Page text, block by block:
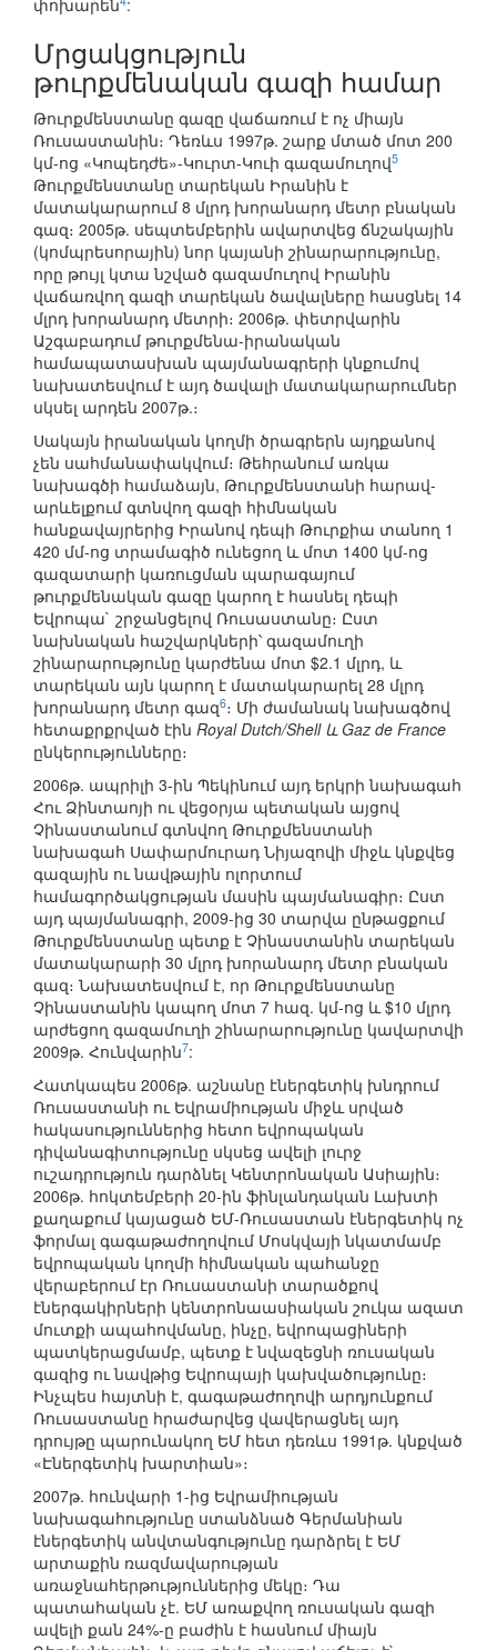
փոխարեն :
Մրցակցություն
թուրքմենական գազի համար
Թուրքմենստանը գազը վաճառում է ոչ միայն
Ռուսաստանին։ Դեռևս 1997թ. շարք մտած մոտ 200
կմ-ոց «Կոպեդժե»-Կուրտ-Կուի գազամուղով5
Թուրքմենստանը տարեկան Իրանին է
մատակարարում 8 մլրդ խորանարդ մետր բնական
գազ։ 2005թ. սեպտեմբերին ավարտվեց ճնշակային
(կոմպրեսորային) նոր կայանի շինարարությունը,
որը թույլ կտա նշված գազամուղով Իրանին
վաճառվող գազի տարեկան ծավալները հասցնել 14
մլրդ խորանարդ մետրի։ 2006թ. փետրվարին
Աշգաբադում թուրքմենա-իրանական
համապատասխան պայմանագրերի կնքումով
նախատեսվում է այդ ծավալի մատակարարումներ
սկսել արդեն 2007թ.։
Սակայն իրանական կողմի ծրագրերն այդքանով
չեն սահմանափակվում։ Թեհրանում առկա
նախագծի համաձայն, Թուրքմենստանի հարավ-
արևելքում գտնվող գազի հիմնական
հանքավայրերից Իրանով դեպի Թուրքիա տանող 1
420 մմ-ոց տրամագիծ ունեցող և մոտ 1400 կմ-ոց
գազատարի կառուցման պարագայում
թուրքմենական գազը կարող է հասնել դեպի
Եվրոպա` շրջանցելով Ռուսաստանը։ Ըստ
նախնական հաշվարկների՝ գազամուղի
շինարարությունը կարժենա մոտ $2.1 մլրդ, և
տարեկան այն կարող է մատակարարել 28 մլրդ
խորանարդ մետր գազ6։ Մի ժամանակ նախագծով
հետաքրքրված էին Royal Dutch/Shell և Gaz de France
ընկերությունները։
2006թ. ապրիլի 3-ին Պեկինում այդ երկրի նախագահ
Հու Ձինտաոյի ու վեցօրյա պետական այցով
Չինաստանում գտնվող Թուրքմենստանի
նախագահ Սափարմուրադ Նիյազովի միջև կնքվեց
գազային ու նավթային ոլորտում
համագործակցության մասին պայմանագիր։ Ըստ
այդ պայմանագրի, 2009-ից 30 տարվա ընթացքում
Թուրքմենստանը պետք է Չինաստանին տարեկան
մատակարարի 30 մլրդ խորանարդ մետր բնական
գազ։ Նախատեսվում է, որ Թուրքմենստանը
Չինաստանին կապող մոտ 7 հազ. կմ-ոց և $10 մլրդ
արժեցող գազամուղի շինարարությունը կավարտվի
2009թ. Հունվարին7:
Հատկապես 2006թ. աշնանը էներգետիկ խնդրում
Ռուսաստանի ու Եվրամիության միջև սրված
հակասություններից հետո եվրոպական
դիվանագիտությունը սկսեց ավելի լուրջ
ուշադրություն դարձնել Կենտրոնական Ասիային։
2006թ. հոկտեմբերի 20-ին ֆինլանդական Լախտի
քաղաքում կայացած ԵՄ-Ռուսաստան էներգետիկ ոչ
ֆորմալ գագաթաժողովում Մոսկվայի նկատմամբ
եվրոպական կողմի հիմնական պահանջը
վերաբերում էր Ռուսաստանի տարածքով
էներգակիրների կենտրոնաասիական շուկա ազատ
մուտքի ապահովմանը, ինչը, եվրոպացիների
պատկերացմամբ, պետք է նվազեցնի ռուսական
գազից ու նավթից Եվրոպայի կախվածությունը։
Ինչպես հայտնի է, գագաթաժողովի արդյունքում
Ռուսաստանը հրաժարվեց վավերացնել այդ
դրույթը պարունակող ԵՄ հետ դեռևս 1991թ. կնքված
«Էներգետիկ խարտիան»։
2007թ. հունվարի 1-ից Եվրամիության
նախագահությունը ստանձնած Գերմանիան
էներգետիկ անվտանգությունը դարձրել է ԵՄ
արտաքին ռազմավարության
առաջնահերթություններից մեկը։ Դա
պատահական չէ. ԵՄ առաքվող ռուսական գազի
ավելի քան 24%-ը բաժին է հասնում միայն